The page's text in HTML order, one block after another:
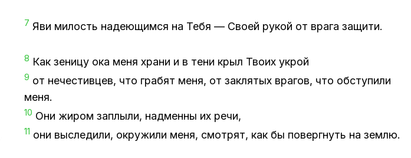
7 Яви ми­лость на­де­ю­щим­ся на Тебя — Сво­ей ру­кой от вра­га за­щи­ти.
8 Как зе­ни­цу ока меня хра­ни и в тени крыл Тво­их укрой
9 от нече­стив­цев, что гра­бят меня, от за­кля­тых вра­гов, что об­сту­пи­ли
меня.
10 Они жи­ром за­плы­ли, над­мен­ны их речи,
11 они вы­сле­ди­ли, окру­жи­ли меня, смот­рят, как бы по­верг­нуть на зем­лю.